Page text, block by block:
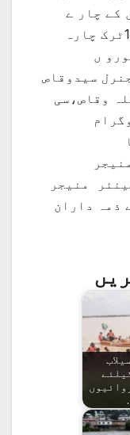
کے چار ے
کیلئے بھی انتظام کیا اور128ٹرک چارہ
ں
سیدوقاص
وقاص،سی
منیجر
ذمہ داران